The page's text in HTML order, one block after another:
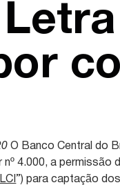
O Banco Central do
nº 4.000, a permissão
LCI ”) para captação